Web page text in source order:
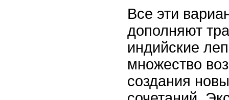
Все эти
дополняют
индийские
множество
создания